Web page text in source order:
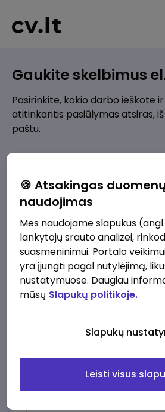
Gaukite skelbimus
Pasirinkite, kokio darbo ieškote
atitinkantis pasiūlymas atsiras,
paštu.
Pridėti naują
Kokios srities darbo pasiūlymai
Pridėti naują
🍪 Atsakingas duomenų
naudojimas
Mes naudojame slapukus
lankytojų srauto analizei,
suasmeninimui. Portalo
yra įjungti pagal nutylėjimą,
nustatymuose. Daugiau
mūsų Slapukų politikoje.
Slapukų
Leisti visus